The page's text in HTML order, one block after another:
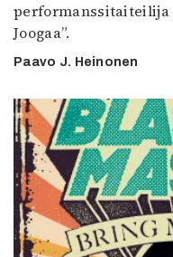
performanssitaiteilija
Joogaa”.
Paavo J. Heinonen